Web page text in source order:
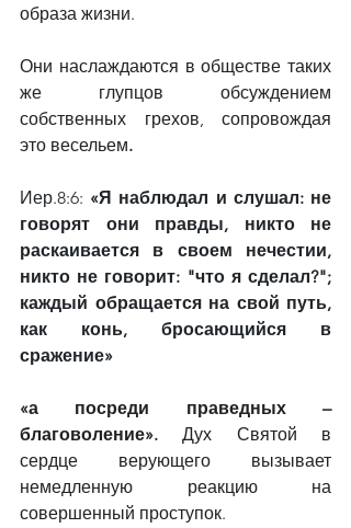
образа жизни.
Они наслаждаются в обществе таких
же глупцов обсуждением
собственных грехов, сопровождая
это весельем.
Иер.8:6: «Я наблюдал и слушал: не
говорят они правды, никто не
раскаивается в своем нечестии,
никто не говорит: "что я сделал?";
каждый обращается на свой путь,
как конь, бросающийся в
сражение»
«а посреди праведных –
благоволение». Дух Святой в
сердце верующего вызывает
немедленную реакцию на
совершенный проступок.